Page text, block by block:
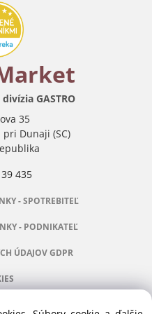
GASTRO
35
pri Dunaji (SC)
435
- SPOTREBITEĽ
- PODNIKATEĽ
ÚDAJOV GDPR